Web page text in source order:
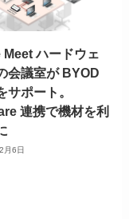
ハードウェ
会議室が BYOD
サポート。
連携で機材を利
月6日